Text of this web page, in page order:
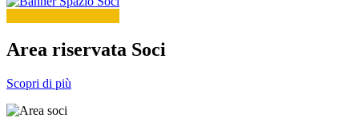
Area riservata Soci
Scopri di più